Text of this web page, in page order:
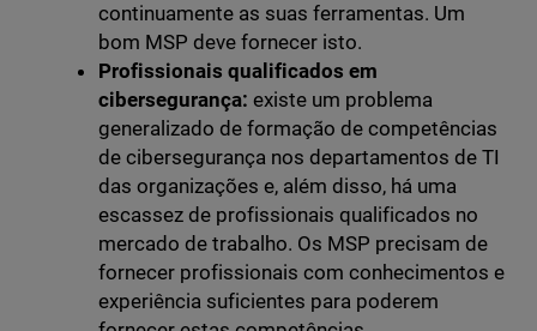
continuamente as suas ferramentas. Um
bom MSP deve fornecer isto.
Profissionais qualificados em
cibersegurança: existe um problema
generalizado de formação de competências
de cibersegurança nos departamentos de TI
das organizações e, além disso, há uma
escassez de profissionais qualificados no
mercado de trabalho. Os MSP precisam de
fornecer profissionais com conhecimentos e
experiência suficientes para poderem